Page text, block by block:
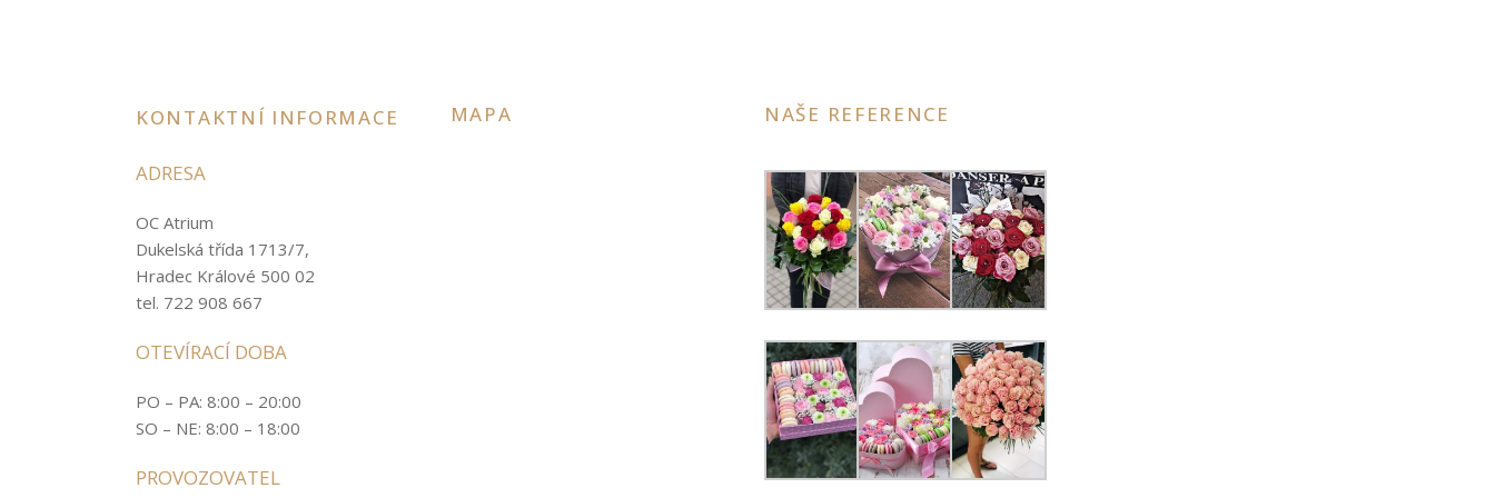
KONTAKTNÍ INFORMACE
ADRESA
OC Atrium
Dukelská třída 1713/7,
Hradec Králové 500 02
tel. 722 908 667
OTEVÍRACÍ DOBA
PO – PA: 8:00 – 20:00
SO – NE: 8:00 – 18:00
PROVOZOVATEL
MAPA NAŠE REFERENCE